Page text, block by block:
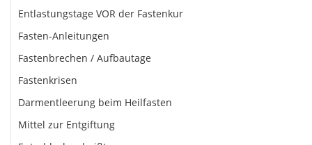
Entlastungstage VOR der Fastenkur
Fasten-Anleitungen
Fastenbrechen / Aufbautage
Fastenkrisen
Darmentleerung beim Heilfasten
Mittel zur Entgiftung